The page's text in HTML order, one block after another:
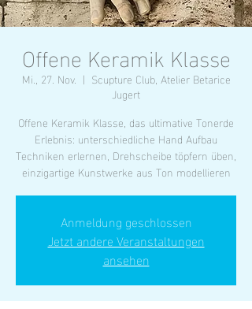
Offene Keramik Klasse
Mi., 27. Nov.
  |
Scupture Club, Atelier Betarice
Jugert
Offene Keramik Klasse, das ultimative Tonerde
Erlebnis: unterschiedliche Hand Aufbau
Techniken erlernen, Drehscheibe töpfern üben,
einzigartige Kunstwerke aus Ton modellieren
Anmeldung geschlossen
Jetzt andere Veranstaltungen
ansehen